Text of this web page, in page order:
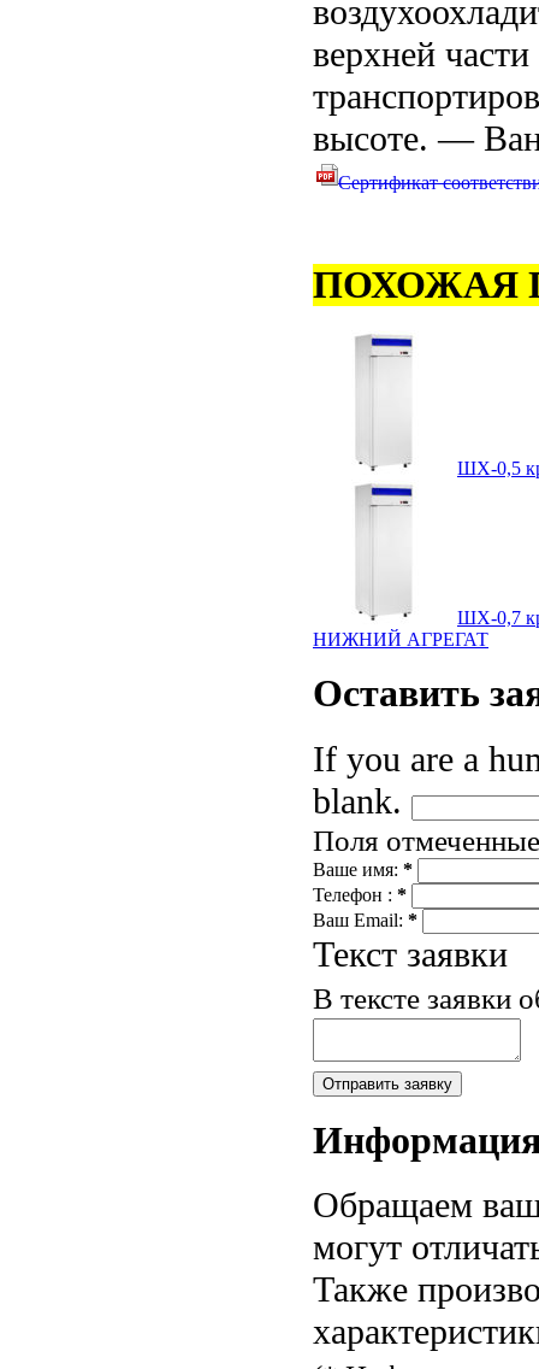
верхней
высоте. —
Сертификат
ПОХОЖАЯ
ШХ-0,5
ШХ-0,7
НИЖНИЙ АГРЕГАТ
Оставить
If you are a
blank.
Поля
Ваше имя: *
Телефон : *
Ваш Email: *
Текст заявки
В тексте заявки
Обращаем
могут
Также